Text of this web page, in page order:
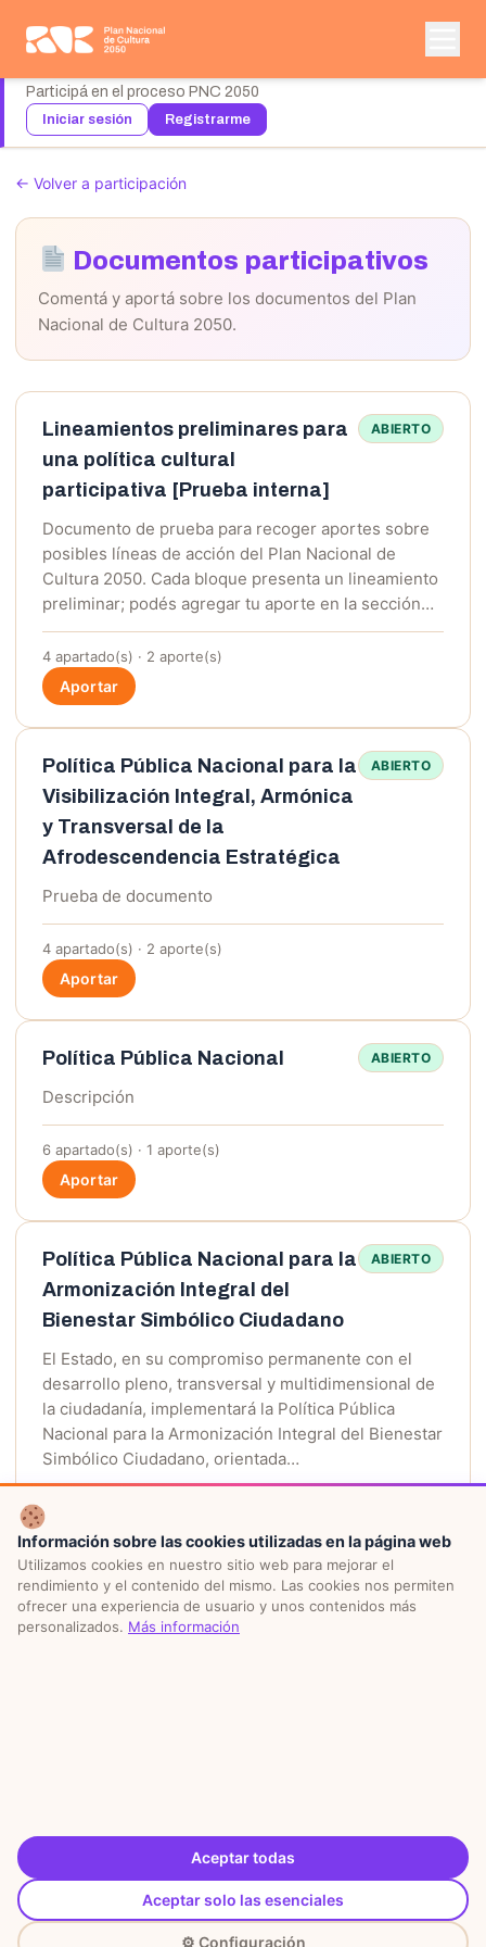
Participá en el proceso PNC 2050
Iniciar sesión Registrarme
← Volver a participación
Documentos participativos
Comentá y aportá sobre los documentos del Plan
Nacional de Cultura 2050.
Lineamientos preliminares para
una política cultural
participativa [Prueba interna]
ABIERTO
Documento de prueba para recoger aportes sobre
posibles líneas de acción del Plan Nacional de
Cultura 2050. Cada bloque presenta un lineamiento
preliminar; podés agregar tu aporte en la sección…
4 apartado(s) · 2 aporte(s)
Aportar
Política Pública Nacional para la
Visibilización Integral, Armónica
y Transversal de la
Afrodescendencia Estratégica
ABIERTO
Prueba de documento
4 apartado(s) · 2 aporte(s)
Aportar
Política Pública Nacional ABIERTO
Descripción
6 apartado(s) · 1 aporte(s)
Aportar
Política Pública Nacional para la
Armonización Integral del
Bienestar Simbólico Ciudadano
ABIERTO
El Estado, en su compromiso permanente con el
desarrollo pleno, transversal y multidimensional de
la ciudadanía, implementará la Política Pública
Nacional para la Armonización Integral del Bienestar
Simbólico Ciudadano, orientada…
2 apartado(s) · 0 aporte(s)
Aportar
derechos reservados.
Secretaría Nacional de Cultura del Paraguay
Información sobre las cookies utilizadas en la página web
Utilizamos cookies en nuestro sitio web para mejorar el
rendimiento y el contenido del mismo. Las cookies nos permiten
ofrecer una experiencia de usuario y unos contenidos más
personalizados. Más información
Aceptar todas
Aceptar solo las esenciales
⚙ Configuración